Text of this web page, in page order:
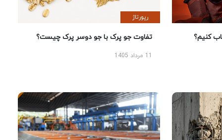
کنیم؟
رپورتاژ
تفاوت جو پرک با جو دوسر پرک چیست؟